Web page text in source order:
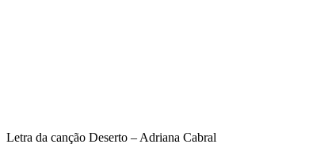
Letra da canção Deserto – Adriana Cabral